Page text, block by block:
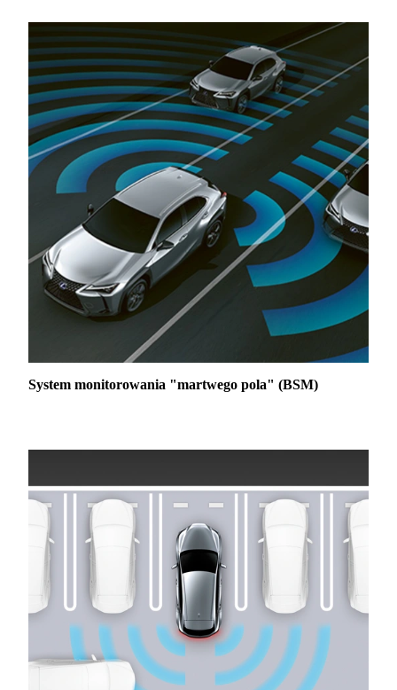
System monitorowania "martwego pola" (BSM)